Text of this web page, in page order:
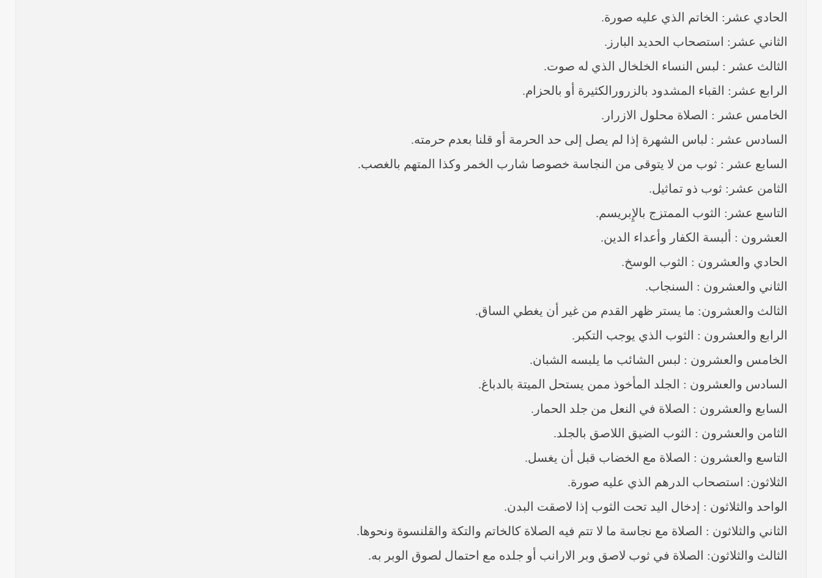
الحادي عشر: الخاتم الذي عليه صورة.
الثاني عشر: استصحاب الحديد البارز.
الثالث عشر : لبس النساء الخلخال الذي له صوت.
الرابع عشر: القباء المشدود بالزرورالكثيرة أو بالحزام.
الخامس عشر : الصلاة محلول الازرار.
السادس عشر : لباس الشهرة إذا لم يصل إلى حد الحرمة أو قلنا بعدم حرمته.
السابع عشر : ثوب من لا يتوقى من النجاسة خصوصا شارب الخمر وكذا المتهم بالغصب.
الثامن عشر: ثوب ذو تماثيل.
التاسع عشر: الثوب الممتزج بالإِبريسم.
العشرون : ألبسة الكفار وأعداء الدين.
الحادي والعشرون : الثوب الوسخ.
الثاني والعشرون : السنجاب.
الثالث والعشرون: ما يستر ظهر القدم من غير أن يغطي الساق.
الرابع والعشرون : الثوب الذي يوجب التكبر.
الخامس والعشرون : لبس الشائب ما يلبسه الشبان.
السادس والعشرون : الجلد المأخوذ ممن يستحل الميتة بالدباغ.
السابع والعشرون : الصلاة في النعل من جلد الحمار.
الثامن والعشرون : الثوب الضيق اللاصق بالجلد.
التاسع والعشرون : الصلاة مع الخضاب قبل أن يغسل.
الثلاثون: استصحاب الدرهم الذي عليه صورة.
الواحد والثلاثون : إدخال اليد تحت الثوب إذا لاصقت البدن.
الثاني والثلاثون : الصلاة مع نجاسة ما لا تتم فيه الصلاة كالخاتم والتكة والقلنسوة ونحوها.
الثالث والثلاثون: الصلاة في ثوب لاصق وبر الارانب أو جلده مع احتمال لصوق الوبر به.